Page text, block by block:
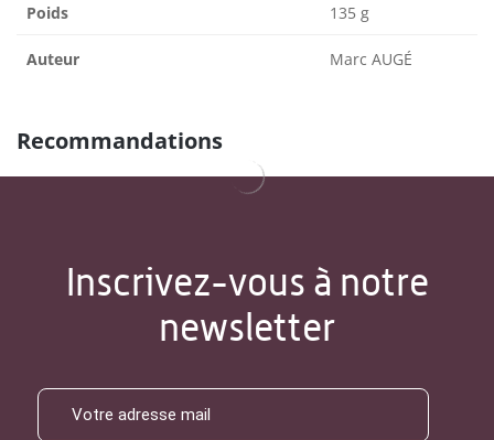
Poids 135 g
Auteur Marc AUGÉ
Recommandations
Inscrivez-vous à notre
newsletter